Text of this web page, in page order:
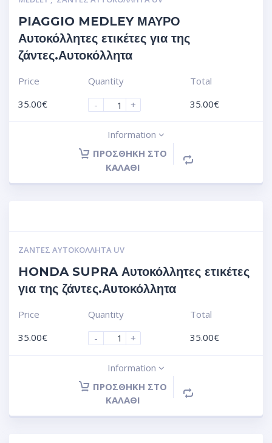
PIAGGIO MEDLEY ΜΑΥΡΟ
Αυτοκόλλητες ετικέτες για της
ζάντες.Αυτοκόλλητα
Price
35.00€
Quantity
-
+
Total
35.00€
Information
ΠΡΟΣΘΉΚΗ ΣΤΟ
ΚΑΛΆΘΙ
ΖΆΝΤΕΣ ΑΥΤΟΚΌΛΛΗΤΑ UV
HONDA SUPRA Αυτοκόλλητες ετικέτες
για της ζάντες.Αυτοκόλλητα
Price
35.00€
Quantity
-
+
Total
35.00€
Information
ΠΡΟΣΘΉΚΗ ΣΤΟ
ΚΑΛΆΘΙ